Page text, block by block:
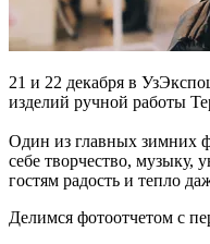
21 и 22 декабря в
изделий ручной работы
Один из главных зимних
себе творчество, музыку,
гостям радость и тепло
Делимся фотоотчетом с